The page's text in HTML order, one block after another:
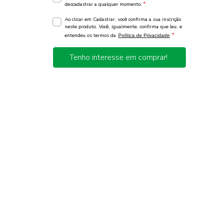
descadastrar a qualquer momento. *
Ao clicar em Cadastrar, você confirma a sua inscrição
neste produto. Você, igualmente, confirma que leu, e
entendeu os termos da Política de Privacidade *
Tenho interesse em comprar!